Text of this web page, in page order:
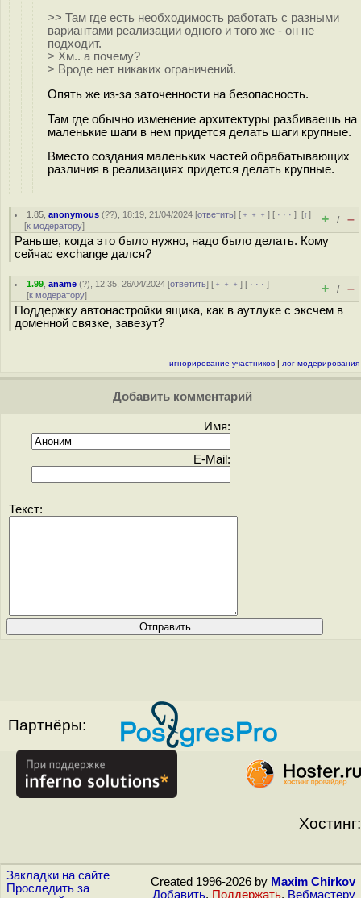
>> Там где есть необходимость работать с разными
вариантами реализации одного и того же - он не
подходит.
> Хм.. а почему?
> Вроде нет никаких ограничений.
Опять же из-за заточенности на безопасность.
Там где обычно изменение архитектуры разбиваешь на
маленькие шаги в нем придется делать шаги крупные.
Вместо создания маленьких частей обрабатывающих
различия в реализациях придется делать крупные.
1.85 ,anonymous (??), 18:19, 21/04/2024 [ответить] [ ﹢﹢﹢] [ · · ·][↑]
[к модератору] + / –
Раньше, когда это было нужно, надо было делать. Кому
сейчас exchange дался?
1.99 ,aname (?), 12:35, 26/04/2024 [ответить] [ ﹢﹢﹢] [ · · ·]
[к модератору] + / –
Поддержку автонастройки ящика, как в аутлуке с эксчем в
доменной связке, завезут?
игнорирование участников | лог модерирования
Добавить комментарий
Имя:
E-Mail:
Текст:
Партнёры:
Хостинг:
Закладки на сайте
Проследить за
Created 1996-2026 by Maxim Chirkov
Добавить, Поддержать, Вебмастеру